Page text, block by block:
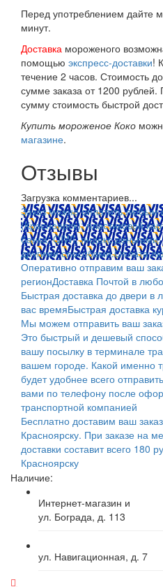
Перед употреблением дайте
минут.
Доставка мороженого
помощью экспресс-доставки!
течение 2 часов. Стоимость
сумме заказа от 1200
сумму стоимость быстрой
Купить мороженое Коко
магазине.
Отзывы
Загрузка комментариев...
Заказ можно оплатить
(Красноярск); пластиковой
банка; QIWI,
другими способами.Оплата
Оперативно отправим ваш
регионДоставка Почтой в
Быстрая доставка до двери в
вас времяБыстрая доставка
Мы можем отправить ваш
Это быстрый и дешевый
вашу посылку в терминале
вашем городе. Какой именно
будет удобнее всего
вами по телефону после
транспортной компанией
Бесплатно доставим ваш
Красноярску. При заказе на
доставки составит всего 180
Красноярску
Наличие:
Интернет-магазин и
ул. Бограда, д. 113
ул. Навигационная, д. 7